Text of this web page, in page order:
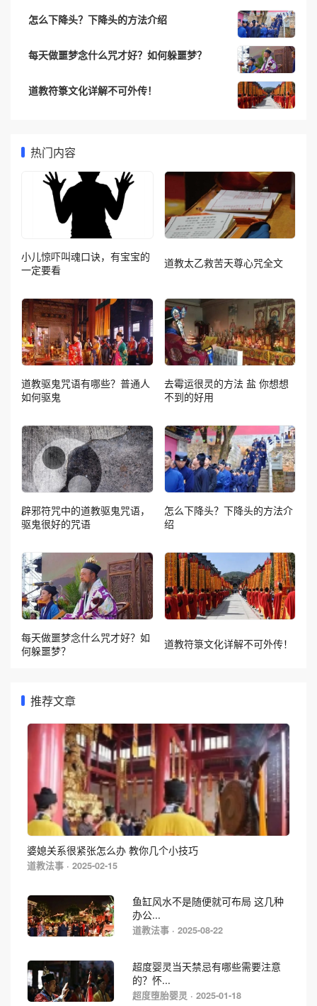
怎么下降头？下降头的方法介绍
每天做噩梦念什么咒才好？如何躲噩梦？
道教符箓文化详解不可外传！
热门内容
小儿惊吓叫魂口诀，有宝宝的
一定要看
道教太乙救苦天尊心咒全文
道教驱鬼咒语有哪些？普通人
如何驱鬼
去霉运很灵的方法 盐 你想想
不到的好用
辟邪符咒中的道教驱鬼咒语，
驱鬼很好的咒语
怎么下降头？下降头的方法介
绍
每天做噩梦念什么咒才好？如
何躲噩梦？
道教符箓文化详解不可外传！
推荐文章
婆媳关系很紧张怎么办 教你几个小技巧
道教法事 · 2025-02-15
鱼缸风水不是随便就可布局 这几种
办公...
道教法事 · 2025-08-22
超度婴灵当天禁忌有哪些需要注意
的？怀...
超度堕胎婴灵 · 2025-01-18